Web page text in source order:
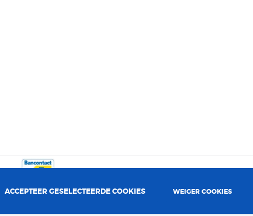
ACCEPTEER GESELECTEERDE COOKIES WEIGER COOKIES